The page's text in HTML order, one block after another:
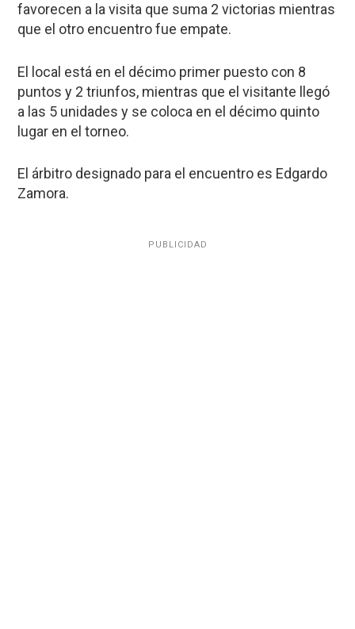
favorecen a la visita que suma 2 victorias mientras
que el otro encuentro fue empate.
El local está en el décimo primer puesto con 8
puntos y 2 triunfos, mientras que el visitante llegó
a las 5 unidades y se coloca en el décimo quinto
lugar en el torneo.
El árbitro designado para el encuentro es Edgardo
Zamora.
PUBLICIDAD